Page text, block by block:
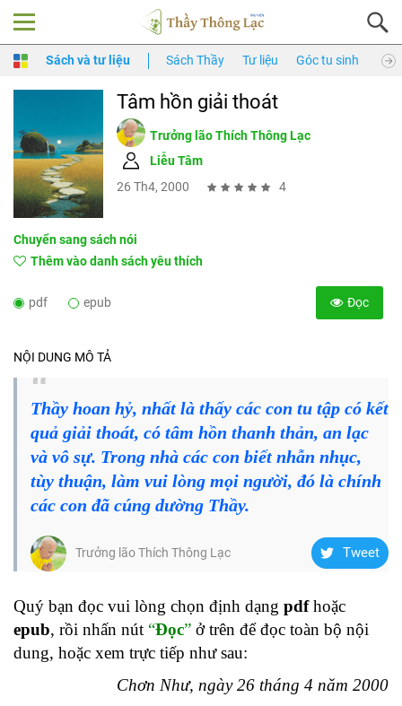
Sách và tư liệu Sách Thầy Tư liệu Góc tu sinh
Tâm hồn giải thoát
Trưởng lão Thích Thông Lạc
Liễu Tâm
26 Th4, 2000
4
Chuyển sang sách nói
Thêm vào danh sách yêu thích
pdf epub Đọc
NỘI DUNG MÔ TẢ
Thầy hoan hỷ, nhất là thấy các con tu tập có kết
quả giải thoát, có tâm hồn thanh thản, an lạc
và vô sự. Trong nhà các con biết nhẫn nhục,
tùy thuận, làm vui lòng mọi người, đó là chính
các con đã cúng dường Thầy.
Trưởng lão Thích Thông Lạc Tweet
Quý bạn đọc vui lòng chọn định dạng pdfhoặc
epub, rồi nhấn nút “Đọc” ở trên để đọc toàn bộ nội
dung, hoặc xem trực tiếp như sau:
Chơn Như, ngày 26 tháng 4 năm 2000